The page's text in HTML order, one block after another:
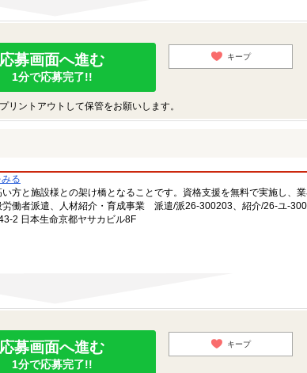
応募画面へ進む
1分で応募完了!!
キープ
ントアウトして保管をお願いします。
る
方と施設様との架け橋となることです。資格支援を無料で実施し、
働者派遣、人材紹介・育成事業 派遣/派26-300203、紹介/26-ユ-
2 日本生命京都ヤサカビル8F
応募画面へ進む
1分で応募完了!!
キープ